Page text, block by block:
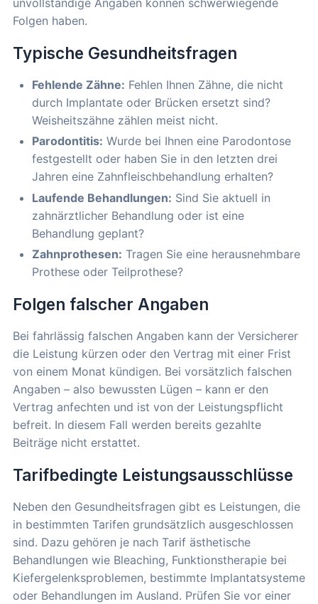
Folgen haben.
Typische Gesundheitsfragen
Fehlende Zähne: Fehlen Ihnen Zähne, die nicht
durch Implantate oder Brücken ersetzt sind?
Weisheitszähne zählen meist nicht.
Parodontitis: Wurde bei Ihnen eine Parodontose
festgestellt oder haben Sie in den letzten drei
Jahren eine Zahnfleischbehandlung erhalten?
Laufende Behandlungen: Sind Sie aktuell in
zahnärztlicher Behandlung oder ist eine
Behandlung geplant?
Zahnprothesen: Tragen Sie eine herausnehmbare
Prothese oder Teilprothese?
Folgen falscher Angaben
Bei fahrlässig falschen Angaben kann der Versicherer
die Leistung kürzen oder den Vertrag mit einer Frist
von einem Monat kündigen. Bei vorsätzlich falschen
Angaben – also bewussten Lügen – kann er den
Vertrag anfechten und ist von der Leistungspflicht
befreit. In diesem Fall werden bereits gezahlte
Beiträge nicht erstattet.
Tarifbedingte Leistungsausschlüsse
Neben den Gesundheitsfragen gibt es Leistungen, die
in bestimmten Tarifen grundsätzlich ausgeschlossen
sind. Dazu gehören je nach Tarif ästhetische
Behandlungen wie Bleaching, Funktionstherapie bei
Kiefergelenksproblemen, bestimmte Implantatsysteme
oder Behandlungen im Ausland. Prüfen Sie vor einer